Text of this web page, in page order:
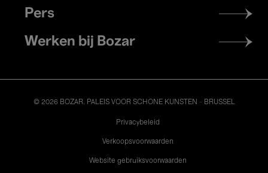
Pers
Werken bij Bozar
© 2026 BOZAR. PALEIS VOOR SCHONE KUNSTEN - BRUSSEL
Privacybeleid
Verkoopsvoorwaarden
Website gebruiksvoorwaarden